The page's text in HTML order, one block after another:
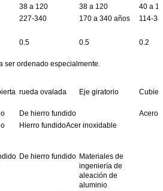
38 a 120 38 a 120
40 a
227-340 170 a 340 años
114-
0.5 0.5 0.2
ser ordenado especialmente.
rueda ovalada Eje giratorio
De hierro fundido
Acero
Hierro fundidoAcer inoxidable
De hierro fundido Materiales de
ingeniería de
aleación de
aluminio